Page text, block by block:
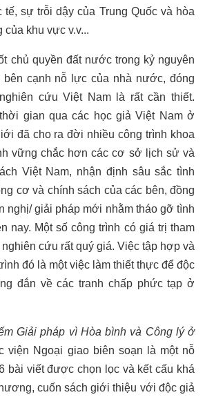
tế, sự trỗi dậy của Trung Quốc và hòa
của khu vực v.v...
chủ quyền đất nước trong kỷ nguyên
bên cạnh nỗ lực của nhà nước, đóng
cứu Việt Nam là rất cần thiết.
gian qua các học giả Việt Nam ở
đã cho ra đời nhiều công trình khoa
vững chắchơn các cơ sở lịch sử và
Việt Nam, nhận định sâu sắc tình
cơ và chính sách của các bên, đồng
nghị/ giải pháp mới nhằm tháo gỡ tình
nay. Một số công trình có giá trị tham
cứu rất quý giá. Việc tập hợp và
đó là một việc làm thiết thực để độc
đắn về các tranh chấp phức tạp ở
Giải pháp vì Hòa bình và Công lý ở
viện Ngoại giao biên soạn là một nỗ
bài viết được chọn lọc và kết cấu khá
cuốn sách giới thiệu với độc giả